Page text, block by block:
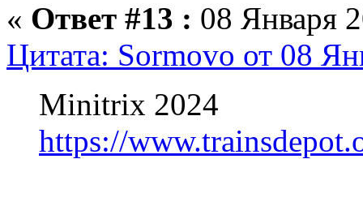
« Ответ #13 : 08 Января
Цитата: Sormovo от 08
Minitrix 2024
https://